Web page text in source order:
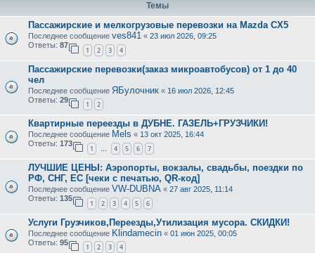
Темы
Пассажирские и мелкогрузовые перевозки на Mazda CX5
Последнее сообщение ves841 « 23 июл 2026, 09:25
Ответы: 87
1 2 3 4
Пассажирские перевозки(заказ микроавтобусов) от 1 до 40
чел
Последнее сообщение ЯБулочник « 16 июл 2026, 12:45
Ответы: 29
1 2
Квартирные переезды в ДУБНЕ. ГАЗЕЛЬ+ГРУЗЧИКИ!
Последнее сообщение Mels « 13 окт 2025, 16:44
Ответы: 173
1 … 4 5 6 7
ЛУЧШИЕ ЦЕНЫ: Аэропорты, вокзалы, свадьбы, поездки по
РФ, СНГ, ЕС [чеки с печатью, QR-код]
Последнее сообщение VW-DUBNA « 27 авг 2025, 11:14
Ответы: 135
1 2 3 4 5 6
Услуги Грузчиков,Переезды,Утилизация мусора. СКИДКИ!
Последнее сообщение Klindamecin « 01 июн 2025, 00:05
Ответы: 95
1 2 3 4